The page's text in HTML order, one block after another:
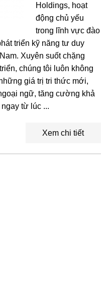
Holdings, hoạt
động chủ yếu
trong lĩnh vực đào
triển kỹ năng tư duy
Xuyên suốt chặng
chúng tôi luôn không
giá trị tri thức mới,
ngữ, tăng cường khả
từ lúc ...
Xem chi tiết